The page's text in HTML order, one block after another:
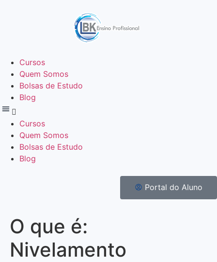
Cursos
Quem Somos
Bolsas de Estudo
Blog
Cursos
Quem Somos
Bolsas de Estudo
Blog
Portal do Aluno
O que é:
Nivelamento